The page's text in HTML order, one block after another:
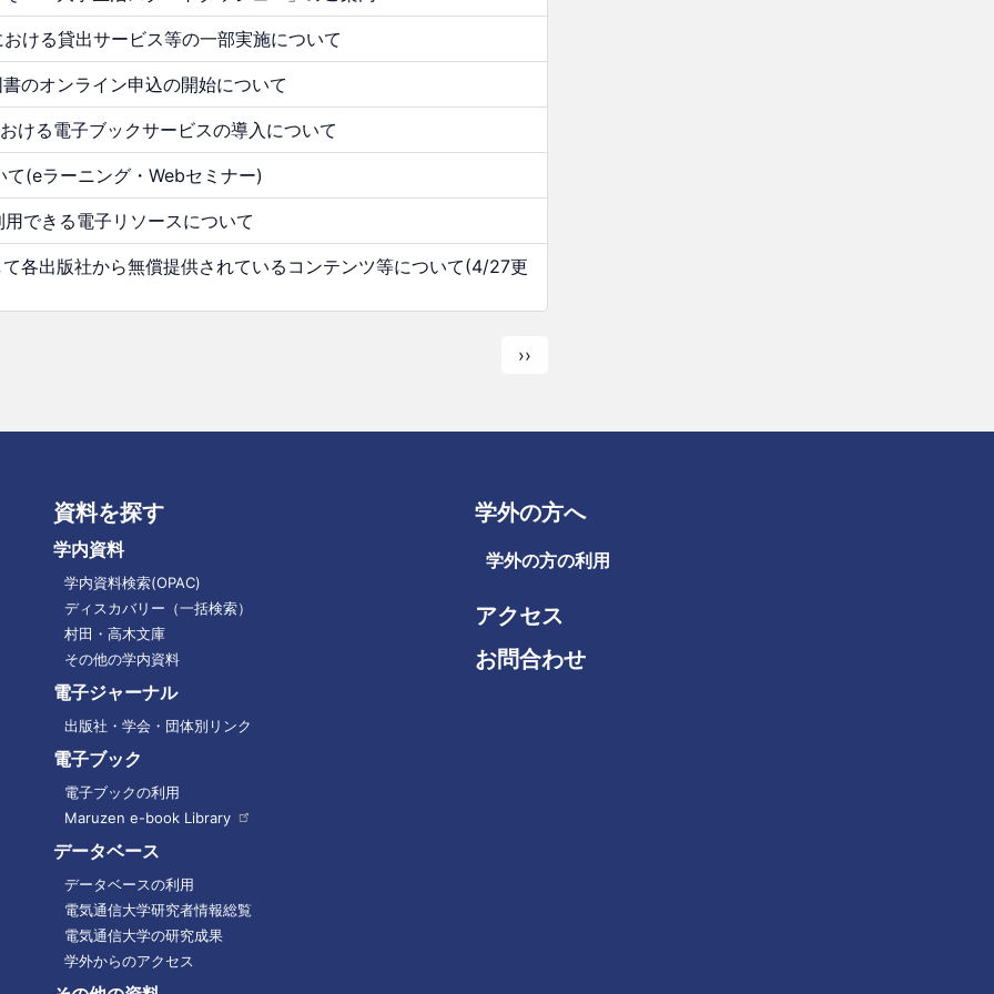
ける貸出サービス等の一部実施について
のオンライン申込の開始について
ける電子ブックサービスの導入について
て(eラーニング・Webセミナー)
できる電子リソースについて
各出版社から無償提供されているコンテンツ等について(4/27更
次
ジ
››
資料を探す
学内資料
学内資料検索(OPAC)
ディスカバリー（一括検索）
村田・高木文庫
その他の学内資料
電子ジャーナル
出版社・学会・団体別リンク
電子ブック
電子ブックの利用
Maruzen e-book Library
データベース
データベースの利用
電気通信大学研究者情報総覧
電気通信大学の研究成果
学外からのアクセス
学外の方へ
学外の方の利用
ッ
アクセス
お問合わせ